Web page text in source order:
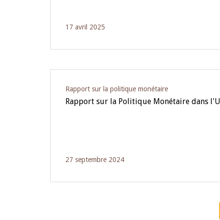
17 avril 2025
Rapport sur la politique monétaire
Rapport sur la Politique Monétaire dans
27 septembre 2024